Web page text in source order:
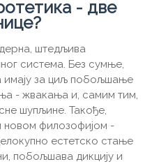
- две
штедљива
система. Без сумње,
имају за циљ побољшање
- жвакања и, самим тим,
шупљине. Такође,
новом филозофијом -
естетско стање
побољшава дикцију и